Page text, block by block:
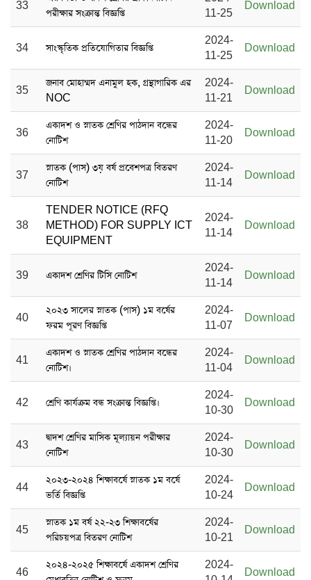
33
পরীক্ষার সংক্রান্ত বিজ্ঞপ্তি
11-25
Download
34 সাংস্কৃতিক প্রতিযোগিতার বিজ্ঞপ্তি
2024-
11-25
Download
35
জনাব মোহাম্মদ এনামুল হক, গ্রন্থাগারিক এর
NOC
2024-
11-21
Download
36
একাদশ ও স্নাতক শ্রেণির পাঠদান বন্ধের
নোটিশ
2024-
11-20
Download
37
স্নাতক (পাস) ৩য় বর্ষ প্রবেশপত্র বিতরণ
নোটিশ
2024-
11-14
Download
38
TENDER NOTICE (RFQ
METHOD) FOR SUPPLY ICT
EQUIPMENT
2024-
11-14
Download
39 একাদশ শ্রেণির টিসি নোটিশ
2024-
11-14
Download
40
২০২৩ সালের স্নাতক (পাস) ১ম বর্ষের
ফরম পূরণ বিজ্ঞপ্তি
2024-
11-07
Download
41
একাদশ ও স্নাতক শ্রেণির পাঠদান বন্ধের
নোটিশ।
2024-
11-04
Download
42 শ্রেণি কার্যক্রম বন্ধ সংক্রান্ত বিজ্ঞপ্তি।
2024-
10-30
Download
43
দ্বাদশ শ্রেণির মাসিক মূল্যায়ন পরীক্ষার
নোটিশ
2024-
10-30
Download
44
২০২৩-২০২৪ শিক্ষাবর্ষে স্নাতক ১ম বর্ষে
ভর্তি বিজ্ঞপ্তি
2024-
10-24
Download
45
স্নাতক ১ম বর্ষ ২২-২৩ শিক্ষাবর্ষের
পরিচয়পত্র বিতরণ নোটিশ
2024-
10-21
Download
46
২০২৪-২০২৫ শিক্ষাবর্ষে একাদশ শ্রেণির
2024-
Download